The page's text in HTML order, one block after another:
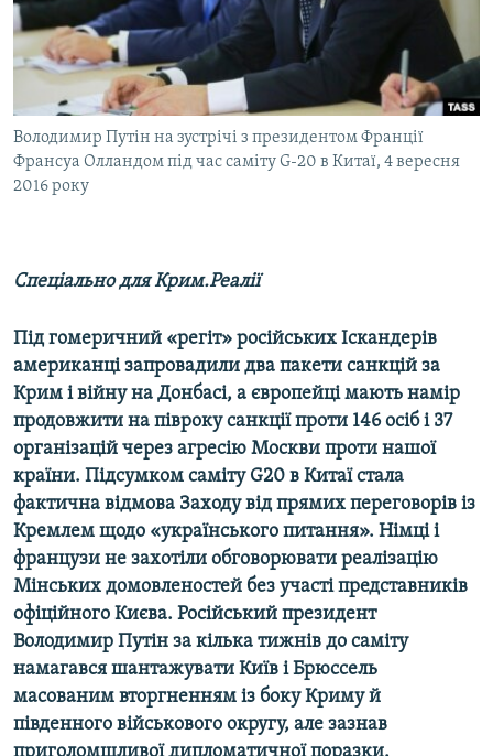
ВІДЕОУРОКИ «ELIFBE»
СВІДЧЕННЯ ОКУПАЦІЇ
УКРАЇНСЬКА ПРОБЛЕМА КРИМУ
ІНФОГРАФІКА
Русский
Qırımtatar
ДОЛУЧАЙСЯ!
Володимир Путін на зустрічі з президентом Франції
Франсуа Олландом під час саміту G-20 в Китаї, 4 вересня
2016 року
Спеціально для Крим.Реалії
Під гомеричний «регіт» російських Іскандерів
американці запровадили два пакети санкцій за
Крим і війну на Донбасі, а європейці мають намір
продовжити на півроку санкції проти 146 осіб і 37
організацій через агресію Москви проти нашої
країни. Підсумком саміту G20 в Китаї стала
фактична відмова Заходу від прямих переговорів із
Кремлем щодо «українського питання». Німці і
французи не захотіли обговорювати реалізацію
Мінських домовленостей без участі представників
офіційного Києва. Російський президент
Володимир Путін за кілька тижнів до саміту
намагався шантажувати Київ і Брюссель
масованим вторгненням із боку Криму й
південного військового округу, але зазнав